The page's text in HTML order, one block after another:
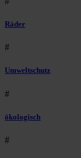
Räder
#
Umweltschutz
#
ökologisch
#